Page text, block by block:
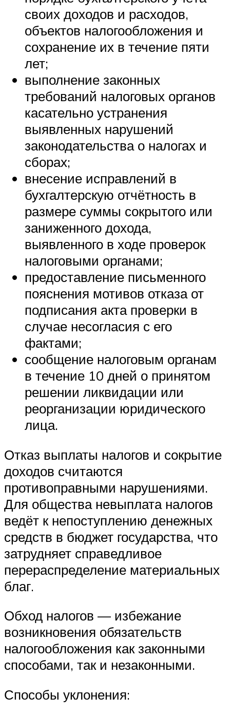
своих доходов и расходов,
объектов налогообложения и
сохранение их в течение пяти
лет;
выполнение законных
требований налоговых органов
касательно устранения
выявленных нарушений
законодательства о налогах и
сборах;
внесение исправлений в
бухгалтерскую отчётность в
размере суммы сокрытого или
заниженного дохода,
выявленного в ходе проверок
налоговыми органами;
предоставление письменного
пояснения мотивов отказа от
подписания акта проверки в
случае несогласия с его
фактами;
сообщение налоговым органам
в течение 10 дней о принятом
решении ликвидации или
реорганизации юридического
лица.
Отказ выплаты налогов и сокрытие
доходов считаются
противоправными нарушениями.
Для общества невыплата налогов
ведёт к непоступлению денежных
средств в бюджет государства, что
затрудняет справедливое
перераспределение материальных
благ.
Обход налогов — избежание
возникновения обязательств
налогообложения как законными
способами, так и незаконными.
Способы уклонения: